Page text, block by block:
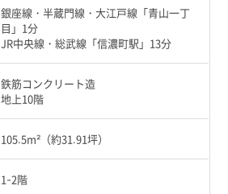
銀座線・半蔵門線・大江戸線「青山一丁
目」1分
JR中央線・総武線「信濃町駅」13分
鉄筋コンクリート造
地上10階
105.5m²（約31.91坪）
1-2階